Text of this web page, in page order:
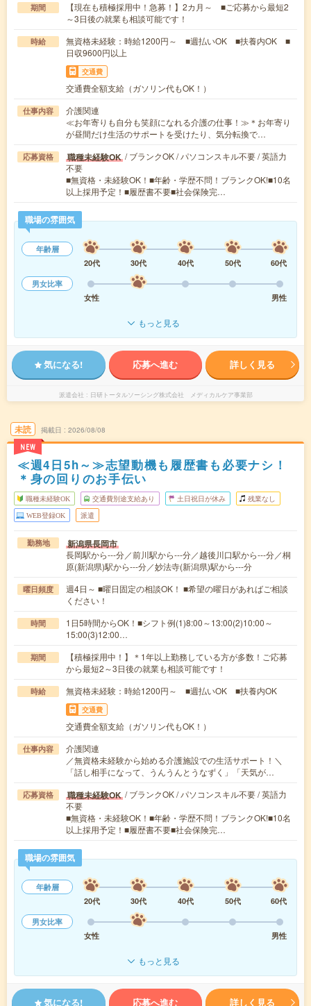
期間
【現在も積極採用中！急募！】2カ月～ ■ご応募から最短2
～3日後の就業も相談可能です！
時給
無資格未経験：時給1200円～ ■週払いOK ■扶養内OK ■
日収9600円以上
交通費
交通費全額支給（ガソリン代もOK！）
仕事内容
介護関連
≪お年寄りも自分も笑顔になれる介護の仕事！≫＊お年寄り
が昼間だけ生活のサポートを受けたり、気分転換で…
応募資格 職種未経験OK / ブランクOK / パソコンスキル不要 / 英語力
不要
■無資格・未経験OK！■年齢・学歴不問！ブランクOK!■10名
以上採用予定！■履歴書不要■社会保険完…
職場の雰囲気
年齢層
20代
30代 40代 50代
60代
男女比率
女性
男性
もっと見る
気になる! 応募へ進む 詳しく見る
派遣会社 日研トータルソーシング株式会社 メディカルケア事業部
未読
NEW
掲載日 2026/08/08
≪週4日5h～≫志望動機も履歴書も必要ナシ！
＊身の回りのお手伝い
職種未経験OK 交通費別途支給あり 土日祝日が休み 残業なし
WEB登録OK 派遣
勤務地 新潟県長岡市
長岡駅から---分／前川駅から---分／越後川口駅から---分／桐
原(新潟県)駅から---分／妙法寺(新潟県)駅から---分
曜日頻度
週4日～ ■曜日固定の相談OK！ ■希望の曜日があればご相談
ください！
時間
1日5時間からOK！■シフト例(1)8:00～13:00(2)10:00～
15:00(3)12:00…
期間
【積極採用中！】＊1年以上勤務している方が多数！ご応募
から最短2～3日後の就業も相談可能です！
時給 無資格未経験：時給1200円～ ■週払いOK ■扶養内OK
交通費
交通費全額支給（ガソリン代もOK！）
仕事内容
介護関連
／無資格未経験から始める介護施設での生活サポート！＼
「話し相手になって、うんうんとうなずく」「天気が…
応募資格 職種未経験OK / ブランクOK / パソコンスキル不要 / 英語力
不要
■無資格・未経験OK！■年齢・学歴不問！ブランクOK!■10名
以上採用予定！■履歴書不要■社会保険完…
職場の雰囲気
年齢層
20代
30代 40代 50代
60代
男女比率
女性
男性
もっと見る
気になる! 応募へ進む 詳しく見る